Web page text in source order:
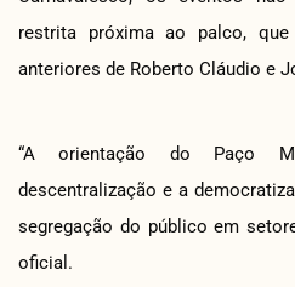
restrita próxima ao palco,
anteriores de Roberto Cláudio e
“A orientação do Paço
descentralização e a
segregação do público em
oficial.